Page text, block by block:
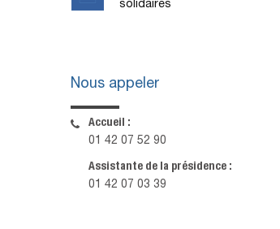
solidaires
Nous appeler
Accueil :
01 42 07 52 90
Assistante de la présidence :
01 42 07 03 39